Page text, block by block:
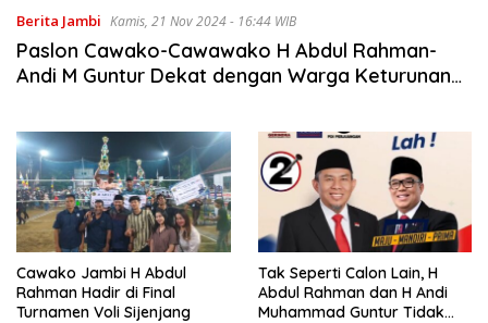
Berita Jambi Kamis, 21 Nov 2024 - 16:44 WIB
Paslon Cawako-Cawawako H Abdul Rahman-
Andi M Guntur Dekat dengan Warga Keturunan
Cawako Jambi H Abdul
Rahman Hadir di Final
Turnamen Voli Sijenjang
Tak Seperti Calon Lain, H
Abdul Rahman dan H Andi
Muhammad Guntur Tidak